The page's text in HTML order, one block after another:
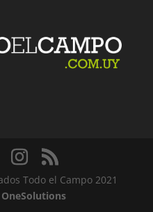
Todo el Campo 2021
OneSolutions